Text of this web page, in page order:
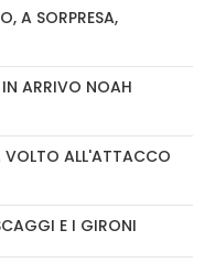
A SORPRESA,
ARRIVO NOAH
VOLTO ALL'ATTACCO
E I GIRONI